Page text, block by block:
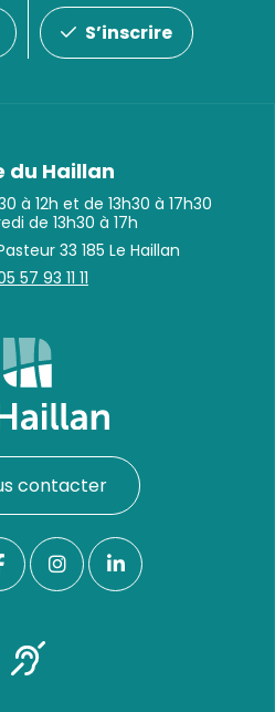
S’inscrire
du Haillan
à 12h et de 13h30 à 17h30
de 13h30 à 17h
33 185 Le Haillan
57 93 11 11
contacter